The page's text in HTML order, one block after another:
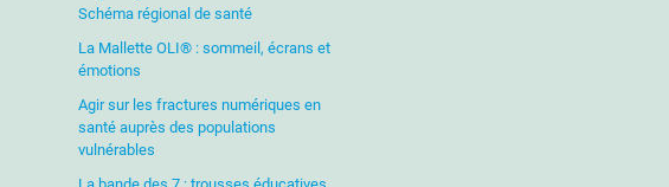
Schéma régional de santé
La Mallette OLI® : sommeil, écrans et
émotions
Agir sur les fractures numériques en
santé auprès des populations
vulnérables